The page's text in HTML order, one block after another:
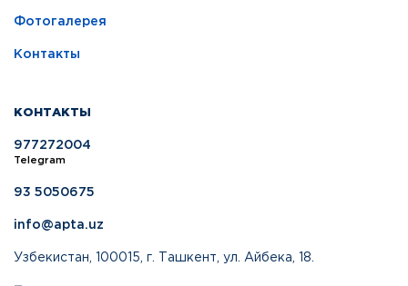
Фотогалерея
Контакты
КОНТАКТЫ
977272004
Telegram
93 5050675
info@apta.uz
Узбекистан, 100015, г. Ташкент, ул. Айбека, 18.